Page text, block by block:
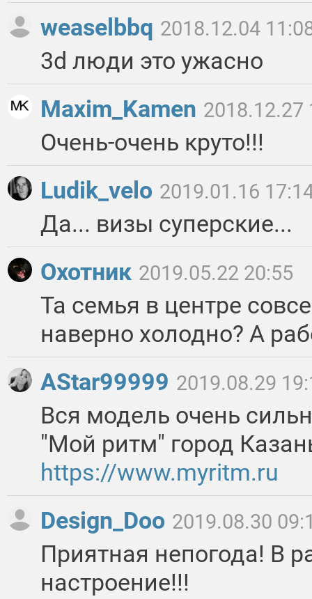
weaselbbq 2018.12.04
3d люди это ужасно
Maxim_Kamen 2018.12.27
Очень-очень круто!!!
Ludik_velo 2019.01.16
Да... визы суперские...
Охотник 2019.05.22 20:55
Та семья в центре
наверно холодно? А
AStar99999 2019.08.29
Вся модель очень
"Мой ритм" город
https://www.myritm.ru
Design_Doo 2019.08.30
Приятная непогода! В
настроение!!!